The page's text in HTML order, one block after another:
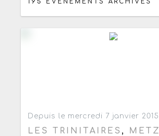
195 ÉVÈNEMENTS ARCHIVÉS
Depuis le mercredi 7 janvier 2015
LES TRINITAIRES , METZ